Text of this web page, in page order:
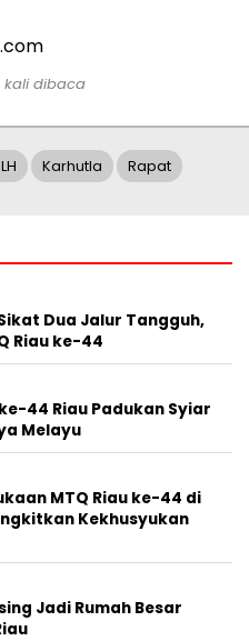
kali dibaca
Karhutla Rapat
Dua Jalur Tangguh,
Riau ke-44
44 Riau Padukan Syiar
Melayu
MTQ Riau ke-44 di
Kekhusyukan
Jadi Rumah Besar